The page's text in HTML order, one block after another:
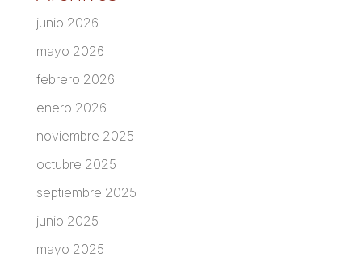
junio 2026
mayo 2026
febrero 2026
enero 2026
noviembre 2025
octubre 2025
septiembre 2025
junio 2025
mayo 2025